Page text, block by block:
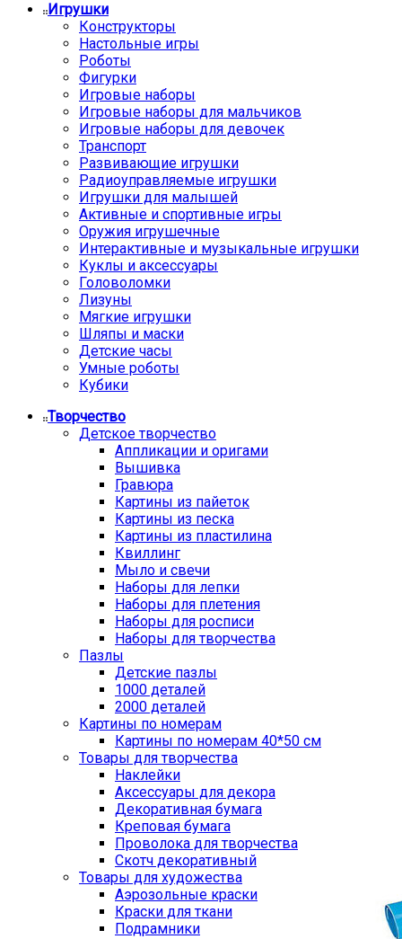
Игрушки
Конструкторы
Настольные игры
Роботы
Фигурки
Игровые наборы
Игровые наборы для мальчиков
Игровые наборы для девочек
Транспорт
Развивающие игрушки
Радиоуправляемые игрушки
Игрушки для малышей
Активные и спортивные игры
Оружия игрушечные
Интерактивные и музыкальные игрушки
Куклы и аксессуары
Головоломки
Лизуны
Мягкие игрушки
Шляпы и маски
Детские часы
Умные роботы
Кубики
Творчество
Детское творчество
Аппликации и оригами
Вышивка
Гравюра
Картины из пайеток
Картины из песка
Картины из пластилина
Квиллинг
Мыло и свечи
Наборы для лепки
Наборы для плетения
Наборы для росписи
Наборы для творчества
Пазлы
Детские пазлы
1000 деталей
2000 деталей
Картины по номерам
Картины по номерам 40*50 см
Товары для творчества
Наклейки
Аксессуары для декора
Декоративная бумага
Креповая бумага
Проволока для творчества
Скотч декоративный
Товары для художества
Аэрозольные краски
Краски для ткани
Подрамники